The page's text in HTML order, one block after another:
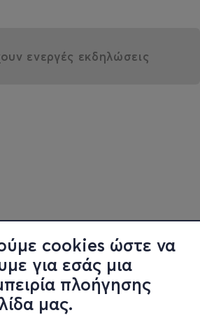
cookies ώστε να
για εσάς μια
πλοήγησης
μας.
ενεργές εκδηλώσεις